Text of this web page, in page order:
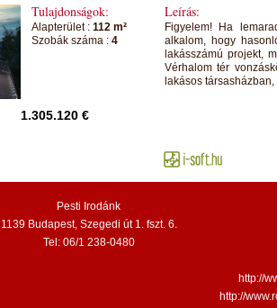
Tulajdonságok:
Alapterület : 112 m²
Szobák száma : 4
Leírás:
Figyelem! Ha
alkalom, hogy
lakásszámú projekt,
Vérhalom tér
lakásos
1.305.120 €
Pesti Irodánk
1139 Budapest, Szegedi út 1. fszt. 6.
Tel: 06/1 238-0480
http://
http://